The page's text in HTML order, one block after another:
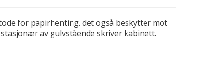
for papirhenting. det også beskytter mot
av gulvstående skriver kabinett.